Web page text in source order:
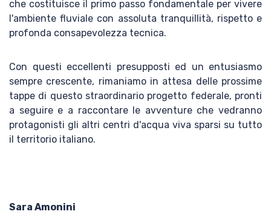
che costituisce il primo passo fondamentale per vivere
l'ambiente fluviale con assoluta tranquillità, rispetto e
profonda consapevolezza tecnica.
Con questi eccellenti presupposti ed un entusiasmo
sempre crescente, rimaniamo in attesa delle prossime
tappe di questo straordinario progetto federale, pronti
a seguire e a raccontare le avventure che vedranno
protagonisti gli altri centri d'acqua viva sparsi su tutto
il territorio italiano.
Sara Amonini